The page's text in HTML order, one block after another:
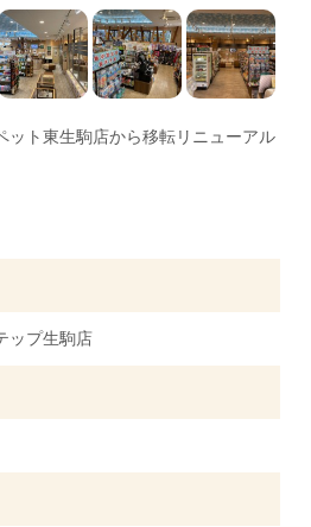
ット東生駒店から移転リニューアル
ップ生駒店